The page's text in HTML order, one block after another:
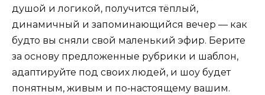
душой и логикой, получится тёплый,
динамичный и запоминающийся вечер — как
будто вы сняли свой маленький эфир. Берите
за основу предложенные рубрики и шаблон,
адаптируйте под своих людей, и шоу будет
понятным, живым и по‑настоящему вашим.